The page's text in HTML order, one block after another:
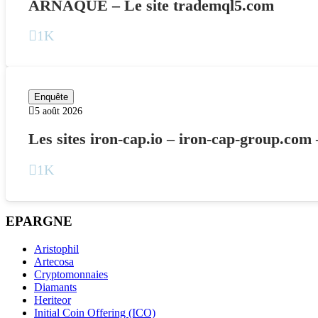
ARNAQUE – Le site trademql5.com
1K
Enquête
5 août 2026
Les sites iron-cap.io – iron-cap-
1K
EPARGNE
Aristophil
Artecosa
Cryptomonnaies
Diamants
Heriteor
Initial Coin Offering (ICO)